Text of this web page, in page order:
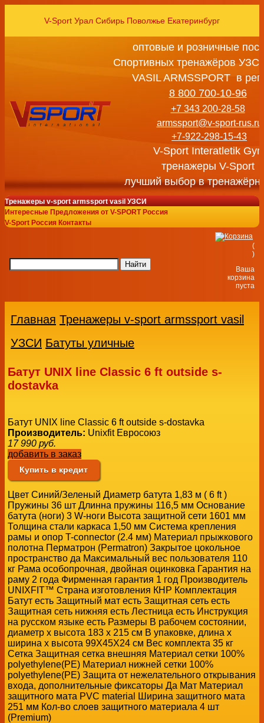
V-Sport Урал Сибирь Поволжье Екатеринбург
оптовые и розничные
Спортивных тренажёров
VASIL ARMSSPORT в
8 800 700-10-96
+7 343 200-28-58
armssport@v-sport-rus.ru
+7-922-298-15-43
V-Sport Interatletik
тренажеры V-Sport
лучший выбор в
Тренажеры v-sport armssport vasil УЗСИ
Интересные Предложения от V-SPORT Россия
V-Sport Россия Контакты
(
)
Ваша
корзина
пуста
Главная Тренажеры v-sport armssport vasil
УЗСИ Батуты уличные
Батут UNIX line Classic 6 ft outside s-
dostavka
Батут UNIX line Classic 6 ft outside s-dostavka
Производитель: Unixfit Евросоюз
17 990 руб.
добавить в заказ
Купить в кредит
Цвет Синий/Зеленый Диаметр батута 1,83 м ( 6 ft )
Пружины 36 шт Длинна пружины 116,5 мм Основание
батута (ноги) 3 W-ноги Высота защитной сети 1601 мм
Толщина стали каркаса 1,50 мм Система крепления
рамы и опор T-connector (2.4 мм) Материал прыжкового
полотна Перматрон (Permatron) Закрытое цокольное
пространство да Максимальный вес пользователя 110
кг Рама особопрочная, двойная оцинковка Гарантия на
раму 2 года Фирменная гарантия 1 год Производитель
UNIXFIT™ Страна изготовления КНР Комплектация
Батут есть Защитный мат есть Защитная сеть есть
Защитная сеть нижняя есть Лестница есть Инструкция
на русском языке есть Размеры В рабочем состоянии,
диаметр х высота 183 х 215 см В упаковке, длина х
ширина х высота 99X45X24 см Вес комплекта 35 кг
Сетка Защитная сетка внешняя Материал сетки 100%
polyethylene(PE) Материал нижней сетки 100%
polyethylene(PE) Защита от нежелательного открывания
входа, дополнительные фиксаторы Да Мат Материал
защитного мата PVC material Ширина защитного мата
251 мм Кол-во слоев защитного материала 4 шт
(Premium)